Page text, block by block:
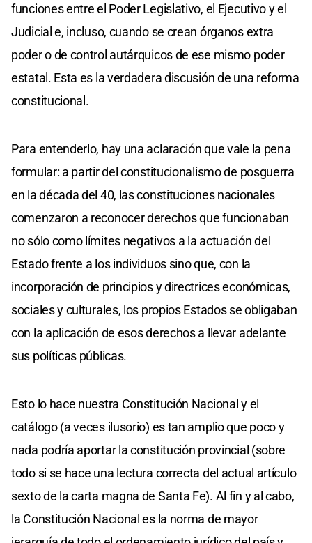
funciones entre el Poder Legislativo, el Ejecutivo y el
Judicial e, incluso, cuando se crean órganos extra
poder o de control autárquicos de ese mismo poder
estatal. Esta es la verdadera discusión de una reforma
constitucional.
Para entenderlo, hay una aclaración que vale la pena
formular: a partir del constitucionalismo de posguerra
en la década del 40, las constituciones nacionales
comenzaron a reconocer derechos que funcionaban
no sólo como límites negativos a la actuación del
Estado frente a los individuos sino que, con la
incorporación de principios y directrices económicas,
sociales y culturales, los propios Estados se obligaban
con la aplicación de esos derechos a llevar adelante
sus políticas públicas.
Esto lo hace nuestra Constitución Nacional y el
catálogo (a veces ilusorio) es tan amplio que poco y
nada podría aportar la constitución provincial (sobre
todo si se hace una lectura correcta del actual artículo
sexto de la carta magna de Santa Fe). Al fin y al cabo,
la Constitución Nacional es la norma de mayor